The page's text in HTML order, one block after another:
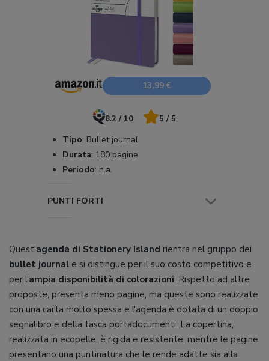
13,99 €
8.2 / 10 5 / 5
Tipo: Bullet journal
Durata: 180 pagine
Periodo: n.a.
PUNTI FORTI
Quest'agenda di Stationery Island rientra nel gruppo dei
bullet journal e si distingue per il suo costo competitivo e
per l'ampia disponibilità di colorazioni. Rispetto ad altre
proposte, presenta meno pagine, ma queste sono realizzate
con una carta molto spessa e l'agenda è dotata di un doppio
segnalibro e della tasca portadocumenti. La copertina,
realizzata in ecopelle, è rigida e resistente, mentre le pagine
presentano una puntinatura che le rende adatte sia alla